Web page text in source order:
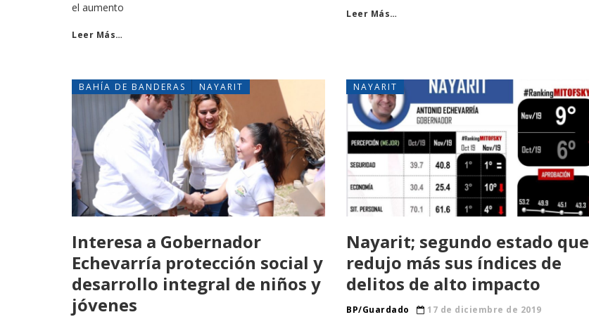
el aumento
Leer Más…
Leer Más…
BAHÍA DE BANDERAS NAYARIT
Interesa a Gobernador
Echevarría protección social y
desarrollo integral de niños y
jóvenes
NAYARIT
Nayarit; segundo estado que
redujo más sus índices de
delitos de alto impacto
BP/Guardado
17 de diciembre de 2019